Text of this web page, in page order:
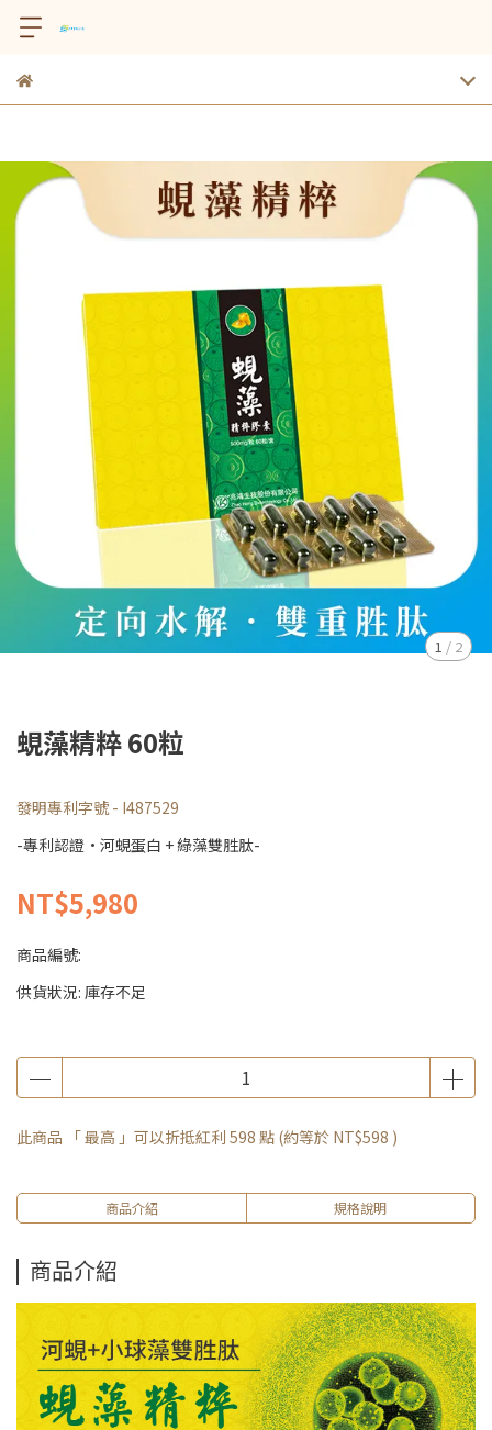
1 / 2
蜆藻精粹 60粒
發明專利字號 - I487529
-專利認證·河蜆蛋白 + 綠藻雙胜肽-
NT$5,980
商品編號:
供貨狀況: 庫存不足
此商品 「 最高 」可以折抵紅利 598 點 (約等於 NT$598 )
商品介紹 規格說明
商品介紹